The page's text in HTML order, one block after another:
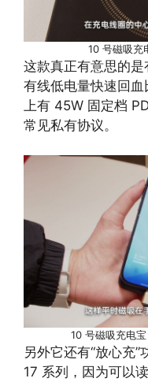
10 号磁吸充
这款真正有意思的是
有线低电量快速回
上有 45W 固定档
常见私有协议。
10 号磁吸充电
另外它还有“放心充
17 系列，因为可以